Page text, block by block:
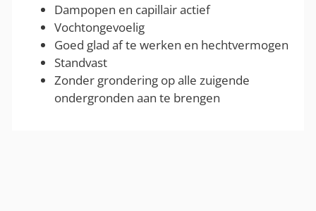
Dampopen en capillair actief
Vochtongevoelig
Goed glad af te werken en hechtvermogen
Standvast
Zonder grondering op alle zuigende
ondergronden aan te brengen